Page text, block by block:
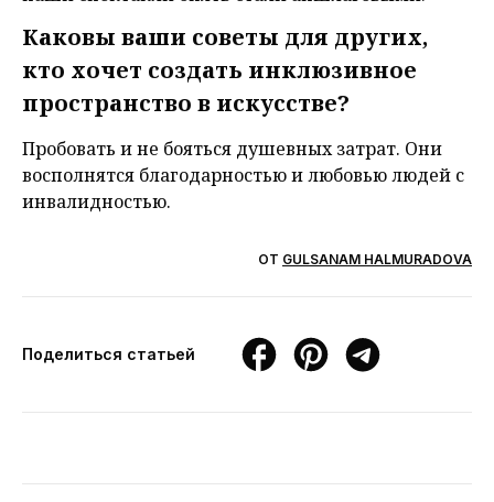
Каковы ваши советы для других,
кто хочет создать инклюзивное
пространство в искусстве?
Пробовать и не бояться душевных затрат. Они
восполнятся благодарностью и любовью людей с
инвалидностью.
ОТ GULSANAM HALMURADOVA
Поделиться статьей